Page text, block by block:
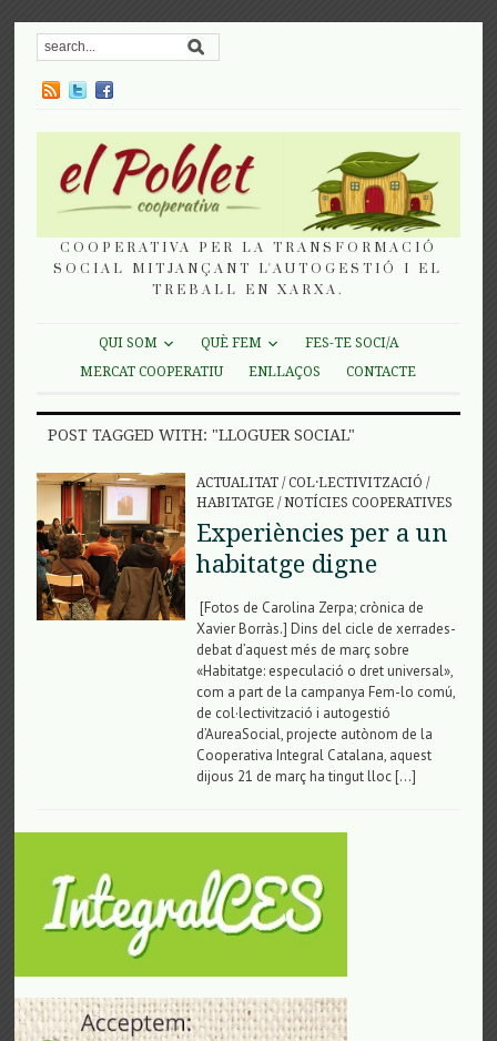
COOPERATIVA PER LA TRANSFORMACIÓ
SOCIAL MITJANÇANT L'AUTOGESTIÓ I EL
TREBALL EN XARXA.
QUI SOM QUÈ FEM
FES-TE SOCI/A
MERCAT COOPERATIU
ENLLAÇOS CONTACTE
POST TAGGED WITH: "LLOGUER SOCIAL"
ACTUALITAT/COL·LECTIVITZACIÓ /
HABITATGE/NOTÍCIES COOPERATIVES
Experiències per a un
habitatge digne
[Fotos de Carolina Zerpa; crònica de
Xavier Borràs.] Dins del cicle de xerrades-
debat d’aquest més de març sobre
«Habitatge: especulació o dret universal»,
com a part de la campanya Fem-lo comú,
de col·lectivització i autogestió
d’AureaSocial, projecte autònom de la
Cooperativa Integral Catalana, aquest
dijous 21 de març ha tingut lloc […]